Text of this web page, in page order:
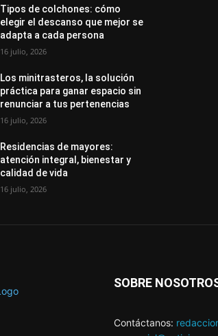
Tipos de colchones: cómo
elegir el descanso que mejor se
adapta a cada persona
16 julio, 2026
Los minitrasteros, la solución
práctica para ganar espacio sin
renunciar a tus pertenencias
16 julio, 2026
Residencias de mayores:
atención integral, bienestar y
calidad de vida
16 julio, 2026
SOBRE
Contáctanos: